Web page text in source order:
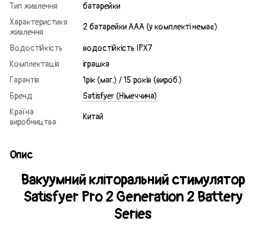
Тип живлення
батарейки
Характеристика
живлення
2 батарейки ААА (у комплекті немає)
Водостійкість
водостійкість IPX7
Комплектація
іграшка
Гарантія
1рік (маг.) / 15 років (вироб.)
Бренд
Satisfyer (Німеччина)
Країна
виробництва
Китай
Опис
Вакуумний кліторальний стимулятор
Satisfyer Pro 2 Generation 2 Battery
Series